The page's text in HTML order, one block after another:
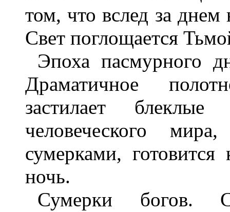
том, что вслед за
Свет поглощается
Эпоха пасмурного
Драматичное
застилает
человеческого
сумерками,
ночь.
Сумерки богов.